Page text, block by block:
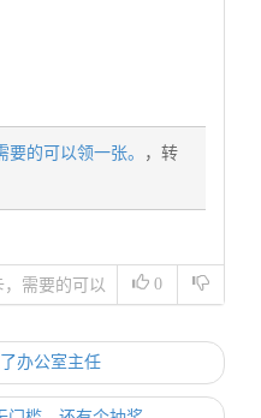
要的可以领一张。
，转
0
，需要的可以
办公室主任